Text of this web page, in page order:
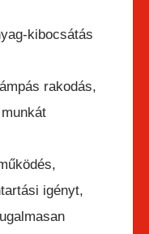
kibocsátás
rakodás,
igényt,